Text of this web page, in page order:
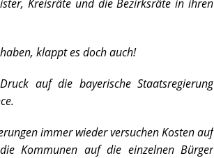
Kreisräte und die Bezirksräte in ihren
klappt es doch auch!
auf die bayerische Staatsregierung
immer wieder versuchen Kosten auf
Kommunen auf die einzelnen Bürger